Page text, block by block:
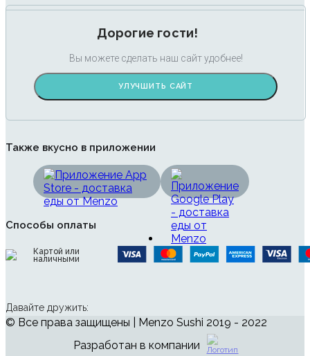
Дорогие гости!
Вы можете сделать наш сайт удобнее!
УЛУЧШИТЬ САЙТ
Также вкусно в приложении
Способы оплаты
Картой или
наличными
Давайте дружить:
© Все права защищены | Menzo Sushi 2019 - 2022
Разработан в компании